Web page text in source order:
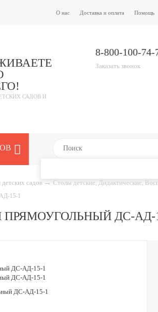
О нас Доставка и оплата Помощь
САДОВ И
8-800-100-74-
Заказать звонок
садов → Столы детские, Дидактические,
15-1
ДС-АД-